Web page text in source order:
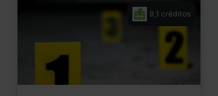
9,1 créditos